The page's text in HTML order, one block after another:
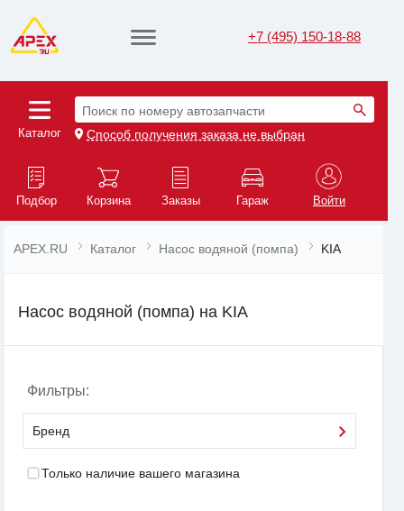
+7 (495) 150-18-88
Каталог
Поиск по номеру автозапчасти
Способ получения заказа не выбран
Подбор Корзина Заказы Гараж Войти
APEX.RU Каталог Насос водяной (помпа) KIA
Насос водяной (помпа) на KIA
Фильтры:
Бренд
Только наличие вашего магазина